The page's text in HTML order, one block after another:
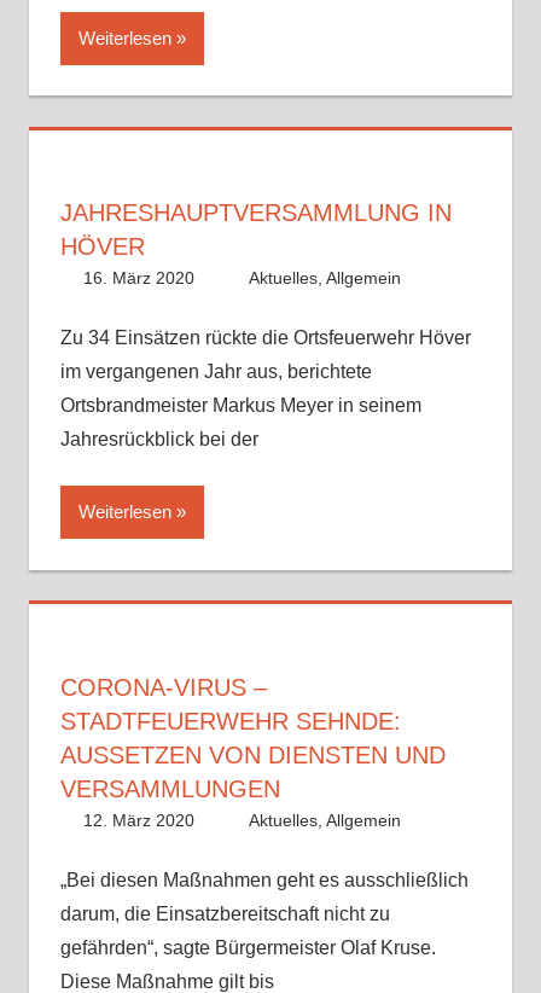
Weiterlesen
JAHRESHAUPTVERSAMMLUNG IN
HÖVER
16. März 2020 Alex Meyer
Aktuelles, Allgemein
Zu 34 Einsätzen rückte die Ortsfeuerwehr Höver
im vergangenen Jahr aus, berichtete
Ortsbrandmeister Markus Meyer in seinem
Jahresrückblick bei der
Weiterlesen
CORONA-VIRUS –
STADTFEUERWEHR SEHNDE:
AUSSETZEN VON DIENSTEN UND
VERSAMMLUNGEN
12. März 2020 Benedikt Nolle
Aktuelles, Allgemein
„Bei diesen Maßnahmen geht es ausschließlich
darum, die Einsatzbereitschaft nicht zu
gefährden“, sagte Bürgermeister Olaf Kruse.
Diese Maßnahme gilt bis